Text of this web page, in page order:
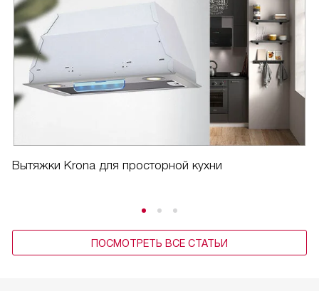
Вытяжки Krona для просторной кухни
ПОСМОТРЕТЬ ВСЕ СТАТЬИ
Помимо этого, у вытяжки есть откидная панель из
закаленного стекла, что очень удобно при уборке. А
антивозвратный клапан предотвращает обратный поток
воздуха, что особенно важно в холодное время года.
Эта вытяжка стала не просто устройством для очистки
воздуха, но и важной частью моего дома. Она помогает
мне создать идеальные условия для приготовления пищи
и просто наслаждаться временем, проведенным на кухне.
рекомендовать эту вытяжку всем, кто ценит комфорт и